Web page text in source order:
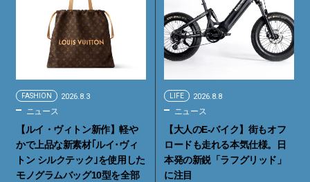
FASHION 2026.8.3
ニュース
【ルイ・ヴィトン新作】軽や
かで上品な新素材｢ルイ･ヴィ
トン シルクテック｣を使用した
モノグラムバッグ10型を全部
LIFE 2026.8.8
ニュース
【大人のE-バイク】街もオフ
ロードも走れる本気仕様。日
本発の新鋭「ラフグリッド」
に注目